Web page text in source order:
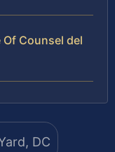
Of Counsel del